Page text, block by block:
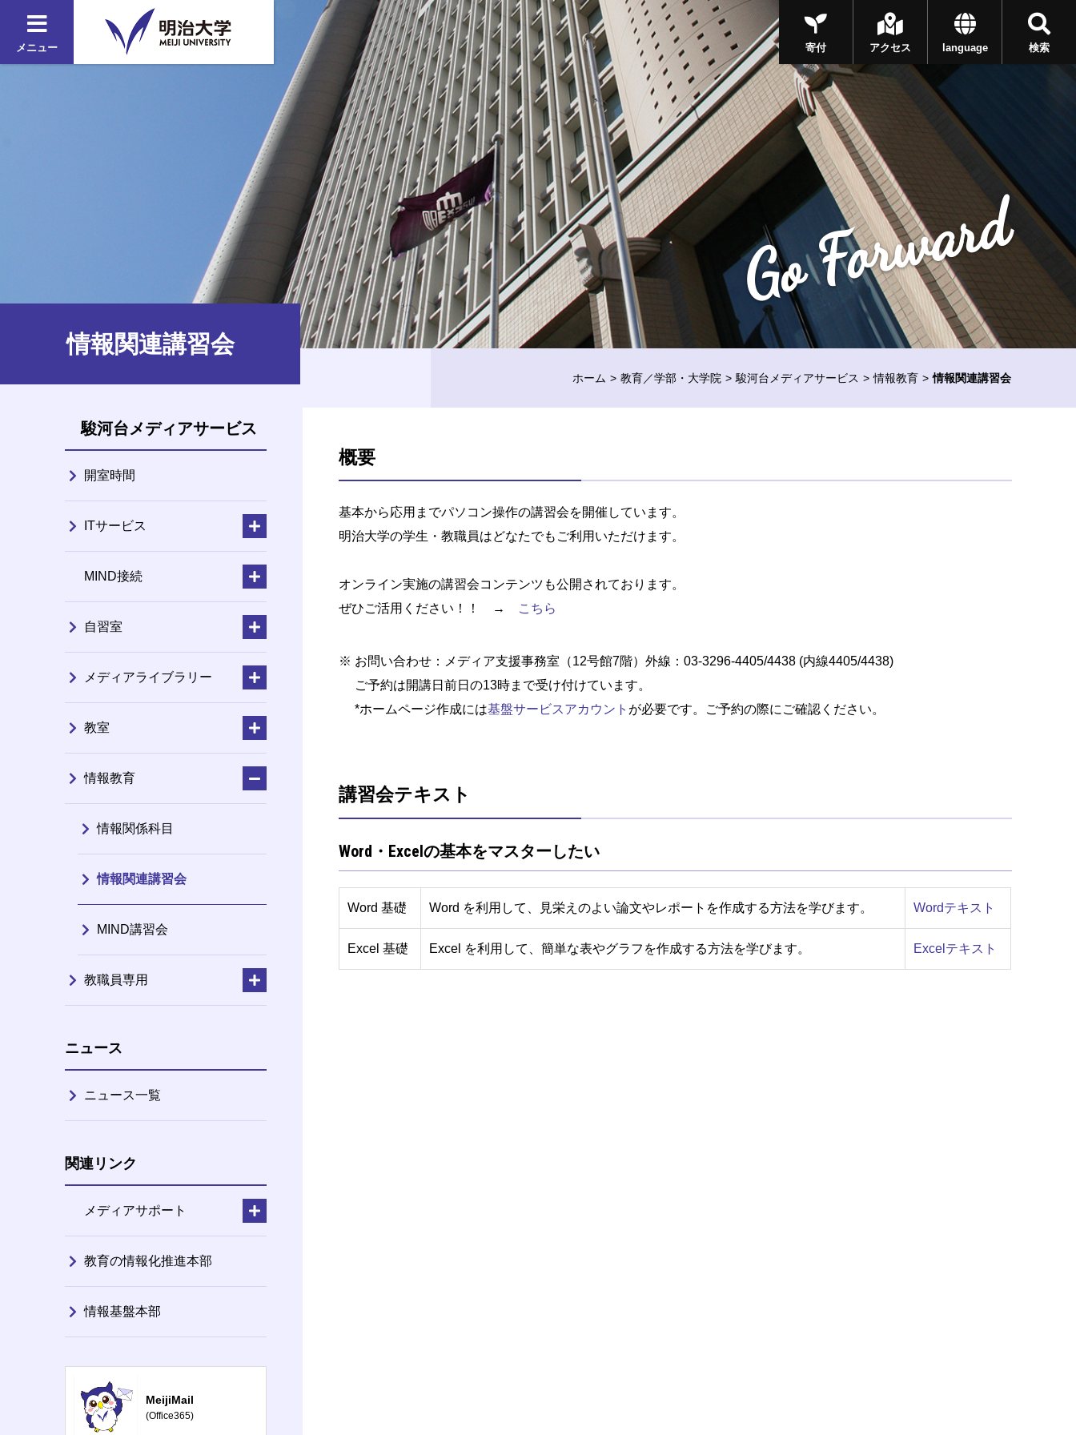
メニュー 検索
language
アクセス
寄付
Go Forward
情報関連講習会
ホーム 教育／学部・大学院 駿河台メディアサービス 情報教育 情報関連講習会
概要
基本から応用までパソコン操作の講習会を開催しています。
明治大学の学生・教職員はどなたでもご利用いただけます。
オンライン実施の講習会コンテンツも公開されております。
ぜひご活用ください！！ → こちら
お問い合わせ：メディア支援事務室（12号館7階）外線：03-3296-4405/4438 (内線4405/4438)
ご予約は開講日前日の13時まで受け付けています。
*ホームページ作成には基盤サービスアカウント が必要です。ご予約の際にご確認ください。
講習会テキスト
Word・Excelの基本をマスターしたい
Word 基礎 Word を利用して、見栄えのよい論文やレポートを作成する方法を学びます。 Wordテキスト
Excel 基礎 Excel を利用して、簡単な表やグラフを作成する方法を学びます。 Excelテキスト
駿河台メディアサービス
開室時間
ITサービス
MIND接続
自習室
メディアライブラリー
教室
情報教育
情報関係科目
情報関連講習会
MIND講習会
教職員専用
ニュース
ニュース一覧
関連リンク
メディアサポート
教育の情報化推進本部
情報基盤本部
MeijiMail
(Office365)